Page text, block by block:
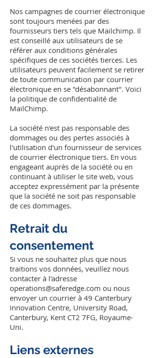
Nos campagnes de courrier électronique
sont toujours menées par des
fournisseurs tiers tels que Mailchimp. Il
est conseillé aux utilisateurs de se
référer aux conditions générales
spécifiques de ces sociétés tierces. Les
utilisateurs peuvent facilement se retirer
de toute communication par courrier
électronique en se "désabonnant". Voici
la politique de confidentialité de
MailChimp.
La société n'est pas responsable des
dommages ou des pertes associés à
l'utilisation d'un fournisseur de services
de courrier électronique tiers. En vous
engageant auprès de la société ou en
continuant à utiliser le site web, vous
acceptez expressément par la présente
que la société ne soit pas responsable
de ces dommages.
Retrait du
consentement
Si vous ne souhaitez plus que nous
traitions vos données, veuillez nous
contacter à l'adresse
operations@saferedge.com ou nous
envoyer un courrier à 49 Canterbury
Innovation Centre, University Road,
Canterbury, Kent CT2 7FG, Royaume-
Uni.
Liens externes